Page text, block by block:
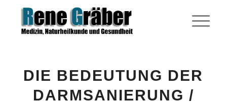
DIE BEDEUTUNG DER
DARMSANIERUNG /